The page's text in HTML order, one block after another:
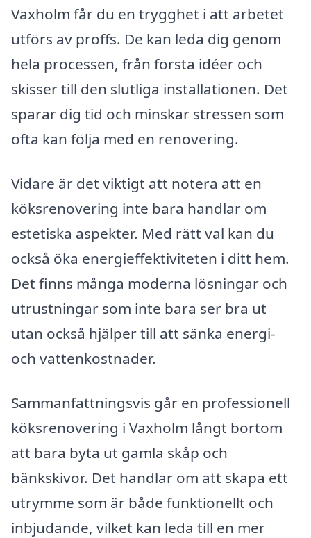
Vaxholm får du en trygghet i att arbetet
utförs av proffs. De kan leda dig genom
hela processen, från första idéer och
skisser till den slutliga installationen. Det
sparar dig tid och minskar stressen som
ofta kan följa med en renovering.
Vidare är det viktigt att notera att en
köksrenovering inte bara handlar om
estetiska aspekter. Med rätt val kan du
också öka energieffektiviteten i ditt hem.
Det finns många moderna lösningar och
utrustningar som inte bara ser bra ut
utan också hjälper till att sänka energi-
och vattenkostnader.
Sammanfattningsvis går en professionell
köksrenovering i Vaxholm långt bortom
att bara byta ut gamla skåp och
bänkskivor. Det handlar om att skapa ett
utrymme som är både funktionellt och
inbjudande, vilket kan leda till en mer